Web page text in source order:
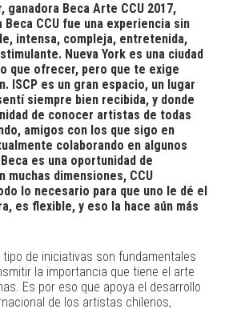
ganadora Beca Arte CCU 2017,
Beca CCU fue una experiencia sin
intensa, compleja, entretenida,
Nueva York es una ciudad
que ofrecer, pero que te exige
ISCP es un gran espacio, un lugar
siempre bien recibida, y donde
de conocer artistas de todas
amigos con los que sigo en
colaborando en algunos
es una oportunidad de
muchas dimensiones, CCU
lo necesario para que uno le dé el
es flexible, y eso la hace aún más
tipo de iniciativas son fundamentales
la importancia que tiene el arte
Es por eso que apoya el desarrollo
de los artistas chilenos,